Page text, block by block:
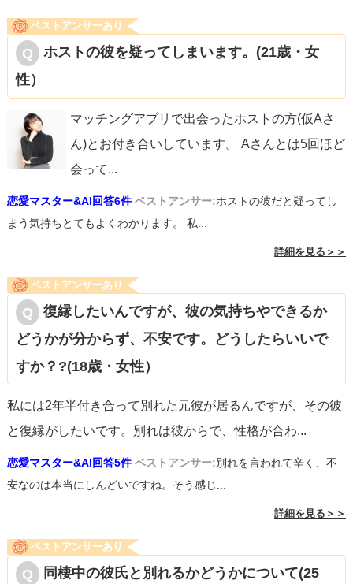
ベストアンサーあり
ホストの彼を疑ってしまいます。(21歳・女
性）
マッチングアプリで出会ったホストの方(仮Aさ
ん)とお付き合いしています。 Aさんとは5回ほど
会って...
恋愛マスター&AI回答6件 ベストアンサー:ホストの彼だと疑ってし
まう気持ちとてもよくわかります。 私...
詳細を見る＞＞
ベストアンサーあり
復縁したいんですが、彼の気持ちやできるか
どうかが分からず、不安です。どうしたらいいで
すか？?(18歳・女性）
私には2年半付き合って別れた元彼が居るんですが、その彼
と復縁がしたいです。別れは彼からで、性格が合わ...
恋愛マスター&AI回答5件 ベストアンサー:別れを言われて辛く、不
安なのは本当にしんどいですね。そう感じ...
詳細を見る＞＞
ベストアンサーあり
同棲中の彼氏と別れるかどうかについて(25